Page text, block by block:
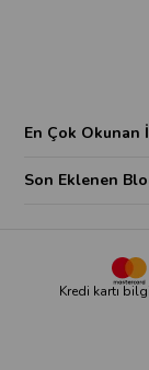
En Çok Okunan
Son Eklenen
Kredi kartı